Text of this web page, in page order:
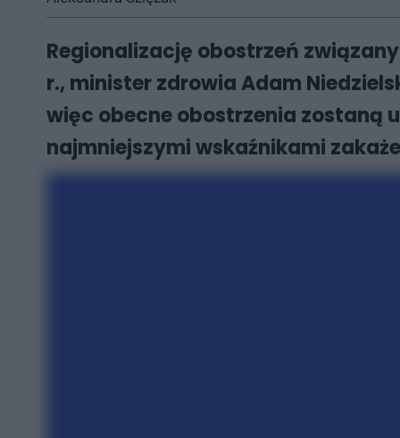
Regionalizację obostrzeń
r., minister zdrowia Adam
więc obecne obostrzenia zostaną
najmniejszymi wskaźnikami